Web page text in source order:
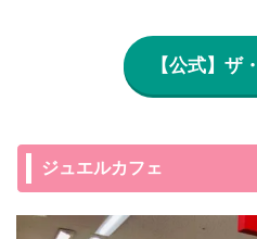
【公式】ザ
ジュエルカフェ